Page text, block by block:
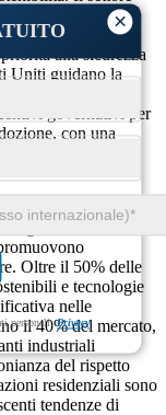
×
personali.Privacy
regionale, in
industriali
alla sicurezza
Uniti guidano la
del Nord
governativi per
con una
globale delle luci
Oltre il 50% delle
e tecnologie
nelle
il 40% del mercato,
industriali
del rispetto
residenziali sono
tendenze di